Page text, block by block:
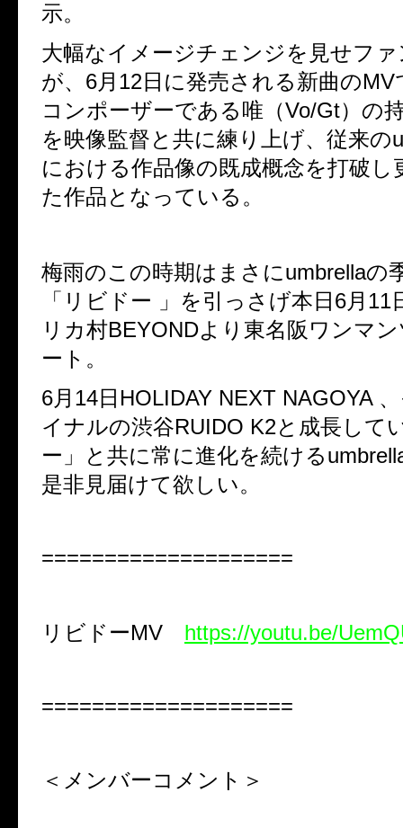
示。
大幅なイメージチェンジを見せフ
が、 6月 12日に発売される新曲のMV
コンポーザーである唯（Vo/Gt）の
を映像監督と共に練り上げ、従来の
における作品像の既成概念を打破し
た作品となっている。
梅雨のこの時期はまさにumbrellaの
「リビドー 」を引っさげ本日 6月 11
リカ村BEYONDより東名阪ワンマ
ート。
6月 14日 HOLIDAY NEXT NAGOYA
イナルの渋谷RUIDO K2と成長して
ー」と共に常に進化を続ける
是非見届けて欲しい。
====================
リビドーMV https://youtu.be/
====================
＜メンバーコメント＞